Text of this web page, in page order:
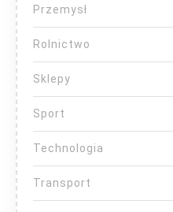
Przemysł
Rolnictwo
Sklepy
Sport
Technologia
Transport